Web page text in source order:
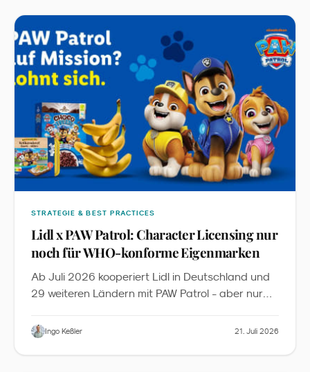
zwischen Babypflege und Erwachsenen-Beauty
wird.
STRATEGIE & BEST PRACTICES
Lidl x PAW Patrol: Character Licensing nur
noch für WHO-konforme Eigenmarken
Ab Juli 2026 kooperiert Lidl in Deutschland und
29 weiteren Ländern mit PAW Patrol - aber nur
Gemüse, die die WHO-Nährwertkriterien und
Ingo Keßler 21. Juli 2026